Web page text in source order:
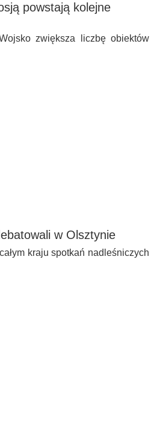
powstają kolejne
zwiększa liczbę obiektów
w Olsztynie
kraju spotkań nadleśniczych